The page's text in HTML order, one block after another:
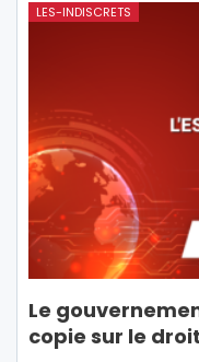
LES-INDISCRETS
Le
copie sur le